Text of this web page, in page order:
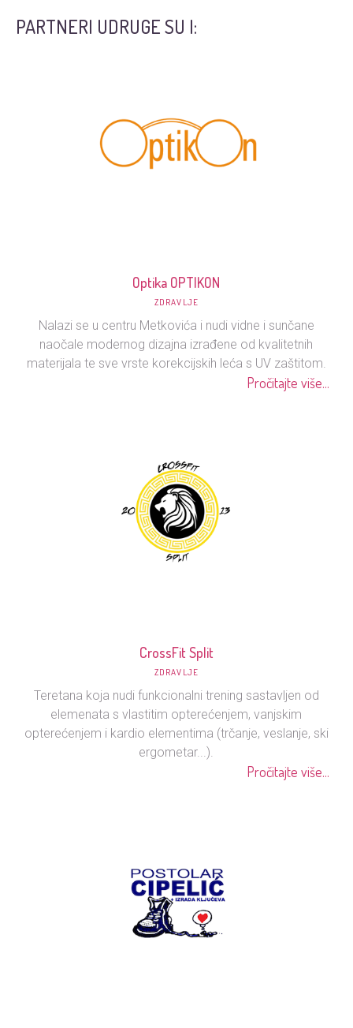
PARTNERI UDRUGE SU I:
Optika OPTIKON
ZDRAVLJE
Nalazi se u centru Metkovića i nudi vidne i sunčane
naočale modernog dizajna izrađene od kvalitetnih
materijala te sve vrste korekcijskih leća s UV zaštitom.
Pročitajte više...
CrossFit Split
ZDRAVLJE
Teretana koja nudi funkcionalni trening sastavljen od
elemenata s vlastitim opterećenjem, vanjskim
opterećenjem i kardio elementima (trčanje, veslanje, ski
ergometar...).
Pročitajte više...